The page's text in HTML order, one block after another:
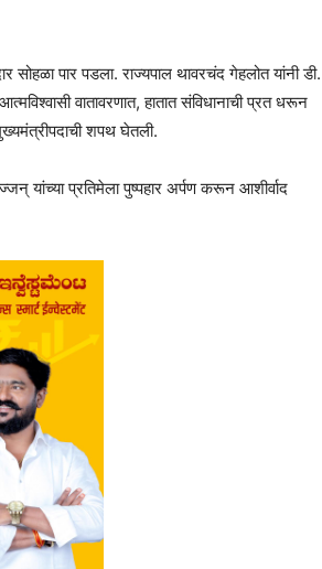
पार पडला. राज्यपाल थावरचंद गेहलोत यांनी डी.
वातावरणात, हातात संविधानाची प्रत धरून
शपथ घेतली.
यांच्या प्रतिमेला पुष्पहार अर्पण करून आशीर्वाद